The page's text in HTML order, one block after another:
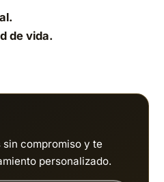
de vida.
sin compromiso y te
personalizado.